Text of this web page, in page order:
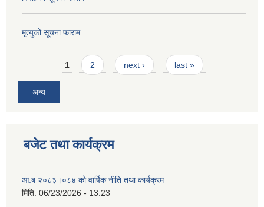
मृत्युको सूचना फाराम
Pages1 2 next › last »
अन्य
बजेट तथा कार्यक्रम
आ.ब २०८३।०८४ को वार्षिक नीति तथा कार्यक्रम
मिति: 06/23/2026 - 13:23